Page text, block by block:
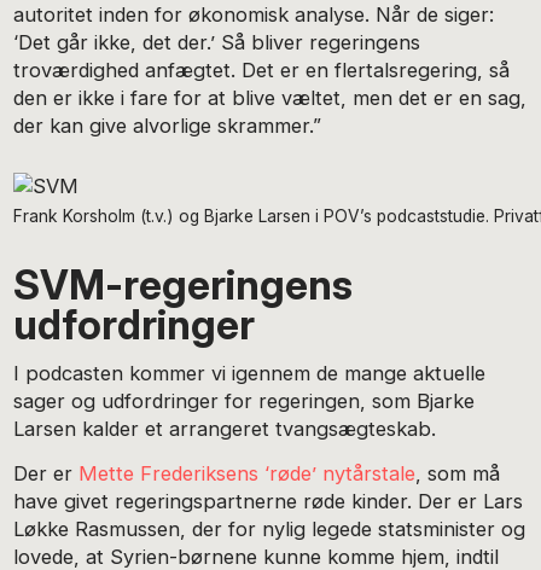
autoritet inden for økonomisk analyse. Når de siger:
‘Det går ikke, det der.’ Så bliver regeringens
troværdighed anfægtet. Det er en flertalsregering, så
den er ikke i fare for at blive væltet, men det er en sag,
der kan give alvorlige skrammer.”
Frank Korsholm (t.v.) og Bjarke Larsen i POV’s podcaststudie.
SVM-regeringens
udfordringer
I podcasten kommer vi igennem de mange aktuelle
sager og udfordringer for regeringen, som Bjarke
Larsen kalder et arrangeret tvangsægteskab.
Der er Mette Frederiksens ‘røde’ nytårstale , som må
have givet regeringspartnerne røde kinder. Der er Lars
Løkke Rasmussen, der for nylig legede statsminister og
lovede, at Syrien-børnene kunne komme hjem, indtil